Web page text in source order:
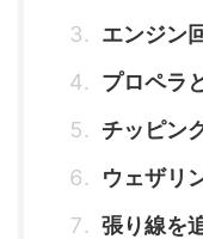
エンジン
プロペラ
チッピン
ウェザリ
張り線を